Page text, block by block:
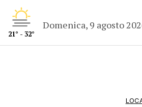
21° - 32°
Domenica, 9 agosto